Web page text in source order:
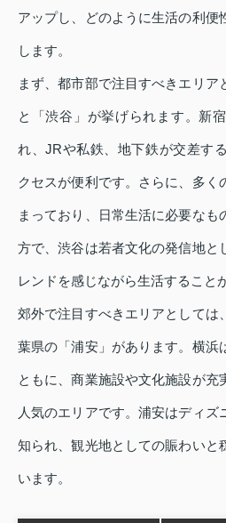
アップし、どのように生活の利便
します。
まず、都市部で注目すべきエリア
と「渋谷」が挙げられます。新
れ、JRや私鉄、地下鉄が交差す
クセスが便利です。さらに、多く
まっており、日常生活に必要なも
方で、渋谷は若者文化の発信地と
レンドを感じながら生活すること
郊外で注目すべきエリアとしては
葉県の「浦安」があります。横浜
ともに、商業施設や文化施設が充
人気のエリアです。浦安はディズ
知られ、観光地としての賑わいと
います。